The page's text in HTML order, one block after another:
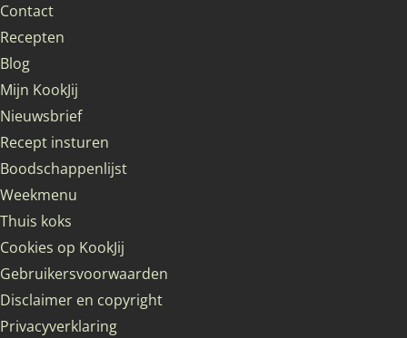
Contact
Recepten
Blog
Mijn KookJij
Nieuwsbrief
Recept insturen
Boodschappenlijst
Weekmenu
Thuis koks
Cookies op KookJij
Gebruikersvoorwaarden
Disclaimer en copyright
Privacyverklaring